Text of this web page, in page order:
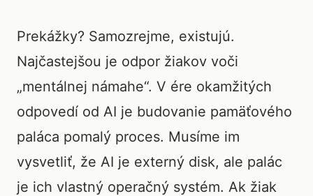
Prekážky? Samozrejme, existujú.
Najčastejšou je odpor žiakov voči
„mentálnej námahe“. V ére okamžitých
odpovedí od AI je budovanie pamäťového
paláca pomalý proces. Musíme im
vysvetliť, že AI je externý disk, ale palác
je ich vlastný operačný systém. Ak žiak